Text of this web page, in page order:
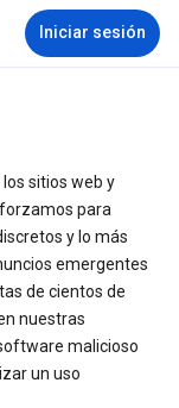
Iniciar sesión
sitios web y
para
y lo más
emergentes
de cientos de
nuestras
malicioso
un uso